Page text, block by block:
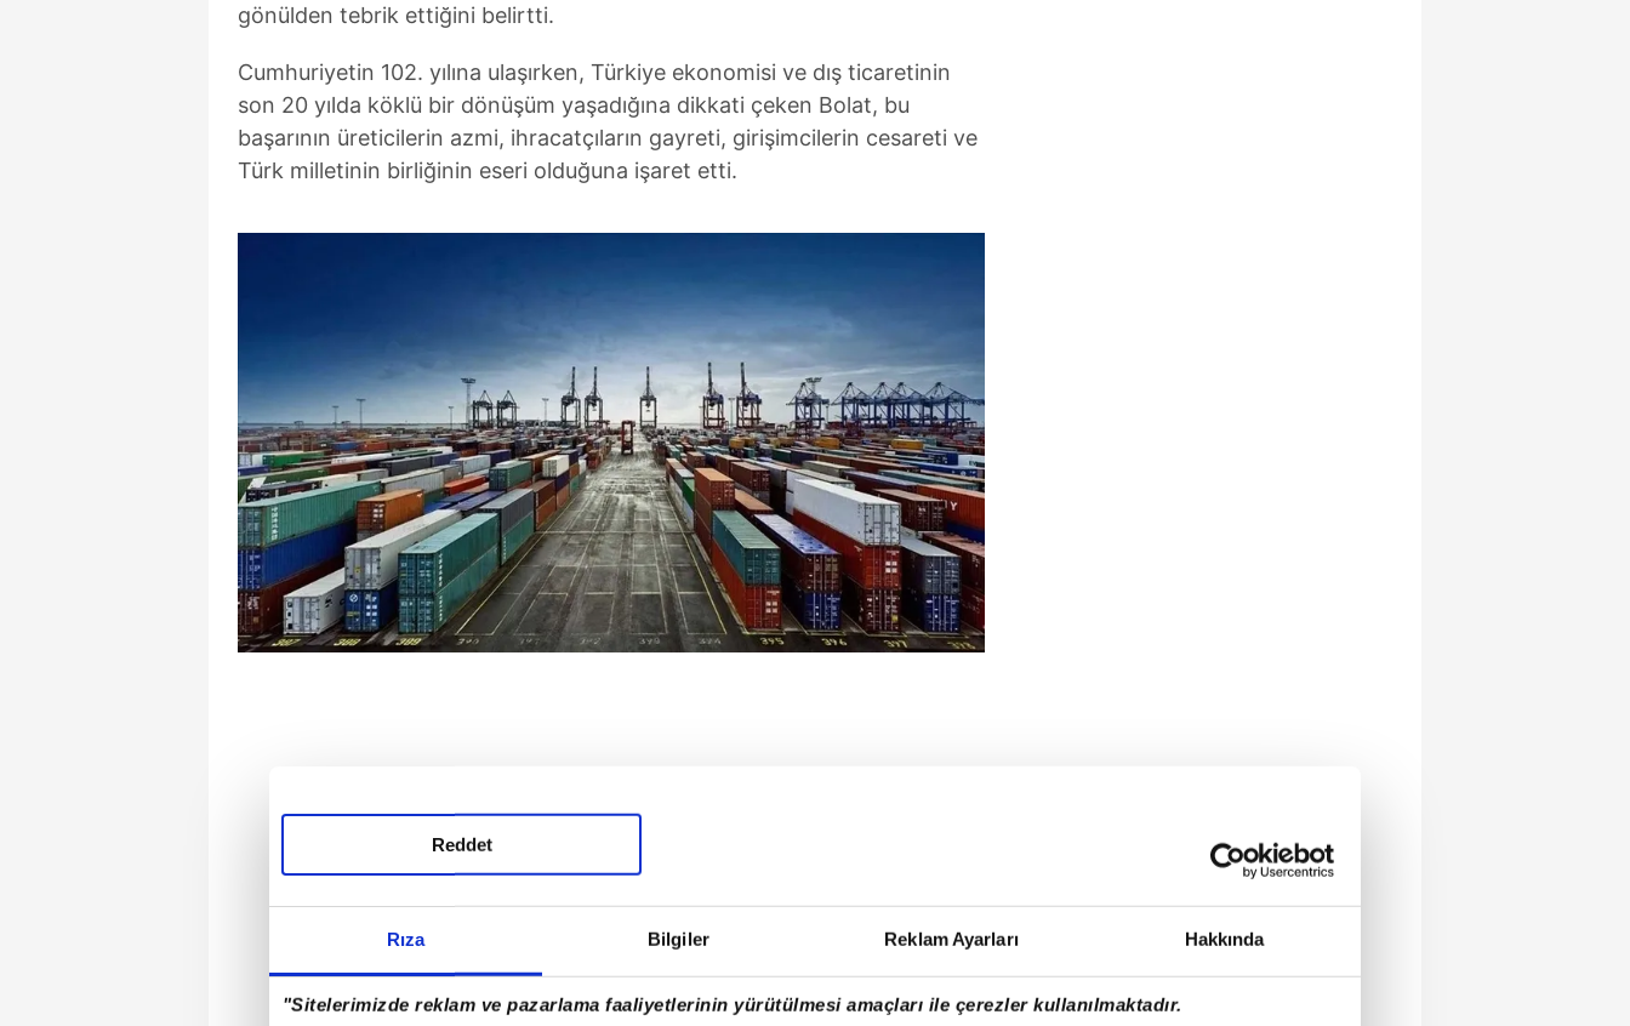
Rıza Bilgiler Reklam Ayarları Hakkında
"Sitelerimizde reklam ve pazarlama faaliyetlerinin yürütülmesi amaçları ile çerezler kullanılmaktadır.
Reddet
gönülden tebrik ettiğini belirtti.
Cumhuriyetin 102. yılına ulaşırken, Türkiye ekonomisi ve dış ticaretinin
son 20 yılda köklü bir dönüşüm yaşadığına dikkati çeken Bolat, bu
başarının üreticilerin azmi, ihracatçıların gayreti, girişimcilerin cesareti ve
Türk milletinin birliğinin eseri olduğuna işaret etti.